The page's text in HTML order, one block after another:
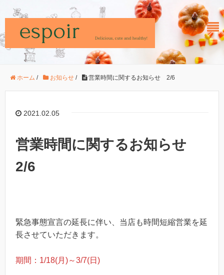
ホーム / お知らせ / 営業時間に関するお知らせ 2/6
2021.02.05
営業時間に関するお知らせ
2/6
緊急事態宣言の延長に伴い、当店も時間短縮営業を延
長させていただきます。
期間：1/18(月)～3/7(日)